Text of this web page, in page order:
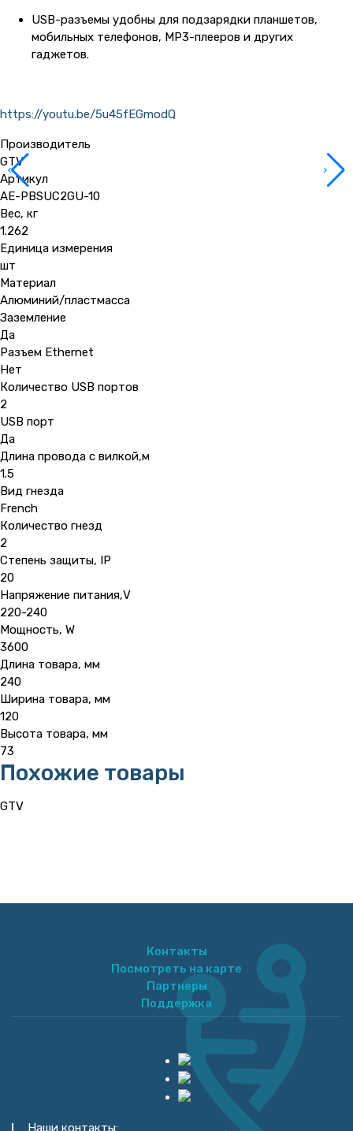
USB-разъемы удобны для подзарядки планшетов,
мобильных телефонов, MP3-плееров и других
гаджетов.
https://youtu.be/5u45fEGmodQ
Производитель
GTV
Артикул
AE-PBSUC2GU-10
Вес, кг
1.262
Единица измерения
шт
Материал
Алюминий/пластмасса
Заземление
Да
Разъем Ethernet
Нет
Количество USB портов
2
USB порт
Да
Длина провода с вилкой,м
1.5
Вид гнезда
French
Количество гнезд
2
Степень защиты, IP
20
Напряжение питания,V
220-240
Мощность, W
3600
Длина товара, мм
240
Ширина товара, мм
120
Высота товара, мм
73
Похожие товары
GTV
Контакты
Посмотреть на карте
Партнеры
Поддержка